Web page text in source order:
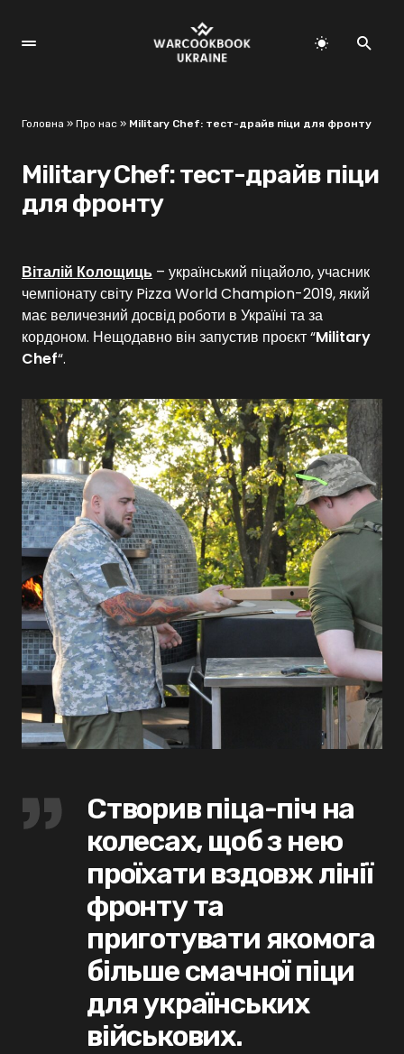
Головна » Про нас » Military Chef: тест-драйв піци для фронту
Military Chef: тест-драйв піци
для фронту
Віталій Колощиць – український піцайоло, учасник
чемпіонату світу Pizza World Champion-2019, який
має величезний досвід роботи в Україні та за
кордоном. Нещодавно він запустив проєкт “Military
Chef“.
Створив піца-піч на
колесах, щоб з нею
проїхати вздовж лінії
фронту та
приготувати якомога
більше смачної піци
для українських
військових.